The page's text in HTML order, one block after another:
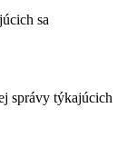
sa
správy týkajúcich